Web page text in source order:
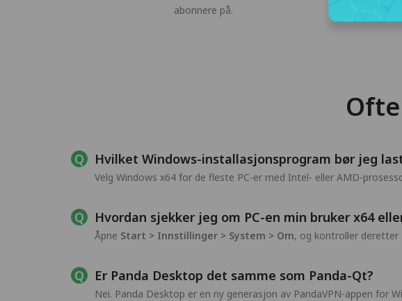
abonnere på.
Hvilket Windows-installasjonsprogram bør jeg
Velg Windows x64 for de fleste PC-er med Intel- eller AMD-
Hvordan sjekker jeg om PC-en min bruker x64
Åpne Start > Innstillinger > System > Om, og kontroller deretter
Er Panda Desktop det samme som Panda-Qt?
Nei. Panda Desktop er en ny generasjon av PandaVPN-appen